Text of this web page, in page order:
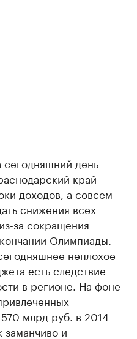
сегодняшний день
край
доходов, а совсем
снижения всех
за сокращения
Олимпиады.
неплохое
есть следствие
в регионе. На фоне
млрд руб. в 2014
заманчиво и